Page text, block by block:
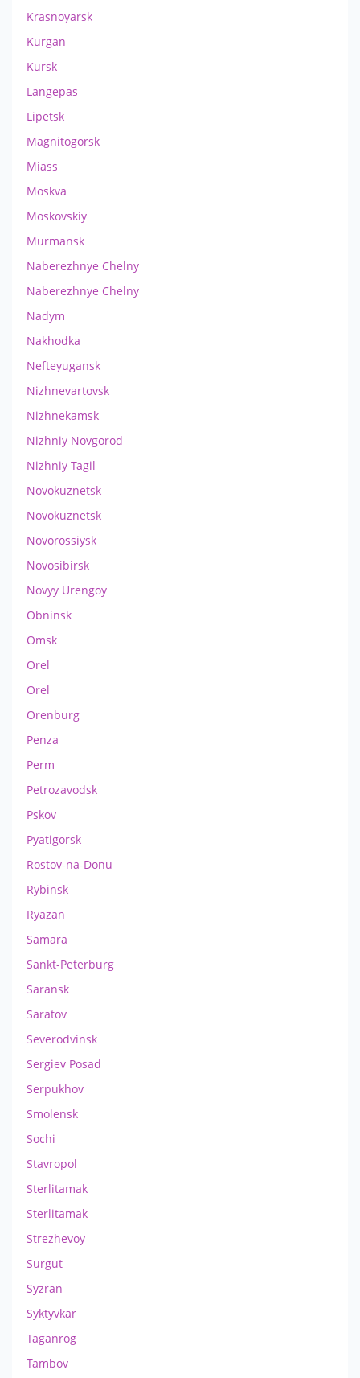
Krasnoyarsk
Kurgan
Kursk
Langepas
Lipetsk
Magnitogorsk
Miass
Moskva
Moskovskiy
Murmansk
Naberezhnye Chelny
Naberezhnye Chelny
Nadym
Nakhodka
Nefteyugansk
Nizhnevartovsk
Nizhnekamsk
Nizhniy Novgorod
Nizhniy Tagil
Novokuznetsk
Novokuznetsk
Novorossiysk
Novosibirsk
Novyy Urengoy
Obninsk
Omsk
Orel
Orel
Orenburg
Penza
Perm
Petrozavodsk
Pskov
Pyatigorsk
Rostov-na-Donu
Rybinsk
Ryazan
Samara
Sankt-Peterburg
Saransk
Saratov
Severodvinsk
Sergiev Posad
Serpukhov
Smolensk
Sochi
Stavropol
Sterlitamak
Sterlitamak
Strezhevoy
Surgut
Syzran
Syktyvkar
Taganrog
Tambov